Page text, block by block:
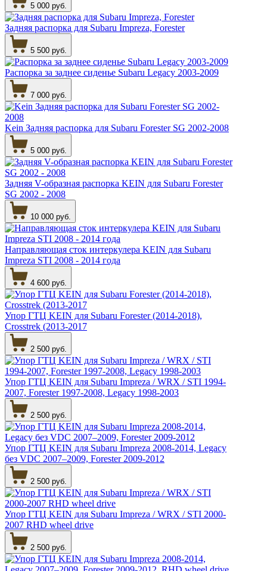
5 000 руб.
Задняя распорка для Subaru Impreza, Forester
5 500 руб.
Распорка за заднее сиденье Subaru Legacy 2003-2009
7 000 руб.
Kein Задняя распорка для Subaru Forester SG 2002-2008
5 000 руб.
Задняя V-образная распорка KEIN для Subaru Forester
SG 2002 - 2008
10 000 руб.
Направляющая сток интеркулера KEIN для Subaru
Impreza STI 2008 - 2014 года
4 600 руб.
Упор ГТЦ KEIN для Subaru Forester (2014-2018),
Crosstrek (2013-2017
2 500 руб.
Упор ГТЦ KEIN для Subaru Impreza / WRX / STI 1994-
2007, Forester 1997-2008, Legacy 1998-2003
2 500 руб.
Упор ГТЦ KEIN для Subaru Impreza 2008-2014, Legacy
без VDC 2007–2009, Forester 2009-2012
2 500 руб.
Упор ГТЦ KEIN для Subaru Impreza / WRX / STI 2000-
2007 RHD wheel drive
2 500 руб.